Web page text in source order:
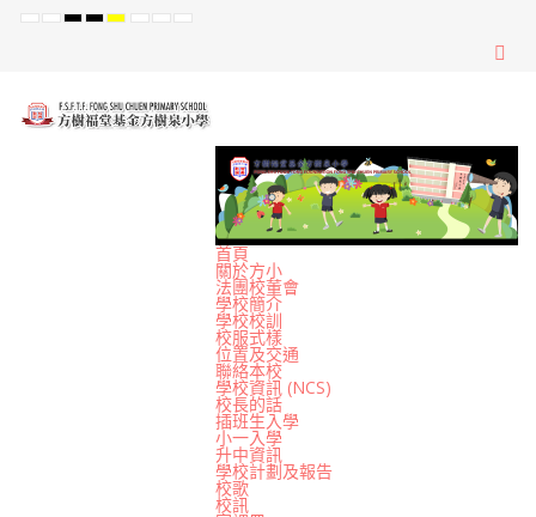
Default
NightHighHighHighSetSetSet
首頁
關於方小
法團校董會
學校簡介
學校校訓
校服式樣
位置及交通
聯絡本校
學校資訊 (NCS)
校長的話
插班生入學
小一入學
升中資訊
學校計劃及報告
校歌
校訊